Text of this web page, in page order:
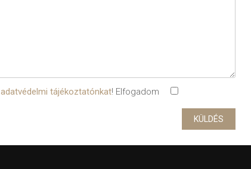
adatvédelmi tájékoztatónkat! Elfogadom